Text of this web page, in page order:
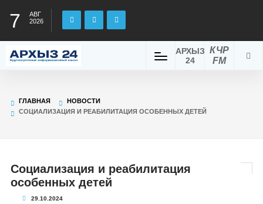
7
АВГ
2026
КЧР
FM
АРХЫЗ
24
ГЛАВНАЯ
НОВОСТИ
СОЦИАЛИЗАЦИЯ И РЕАБИЛИТАЦИЯ ОСОБЕННЫХ ДЕТЕЙ
Социализация и реабилитация
особенных детей
29.10.2024